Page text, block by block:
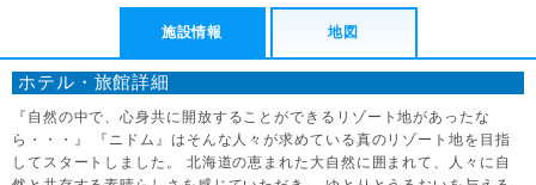
施設情報 地図
ホテル・旅館詳細
『自然の中で、心身共に開放することができるリゾート地があったな
ら・・・』 『ニドム』はそんな人々が求めている真のリゾート地を目指
してスタートしました。 北海道の恵まれた大自然に囲まれて、人々に自